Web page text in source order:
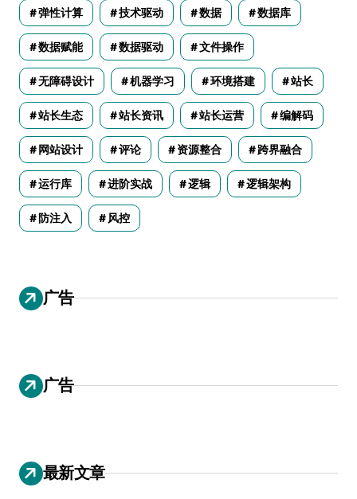
弹性计算 技术驱动 数据 数据库
数据赋能 数据驱动 文件操作
无障碍设计 机器学习 环境搭建 站长
站长生态 站长资讯 站长运营 编解码
网站设计 评论 资源整合 跨界融合
运行库 进阶实战 逻辑 逻辑架构
防注入 风控
广告
广告
最新文章